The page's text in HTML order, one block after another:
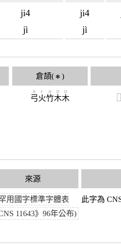
ji4
jì
ji4
jì
倉頡( ✱ )
弓
N
火
F
竹
H
木
D
木
D
來源
用國字標準字體表
11643》96年公布)
此字為